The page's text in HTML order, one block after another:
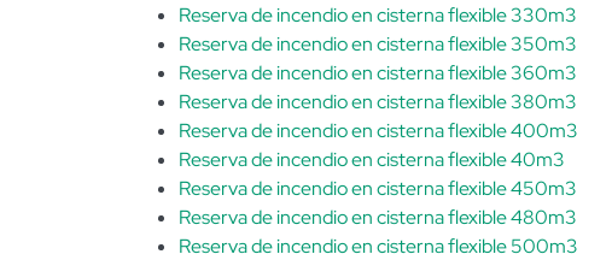
Reserva de incendio en cisterna flexible 330m3
Reserva de incendio en cisterna flexible 350m3
Reserva de incendio en cisterna flexible 360m3
Reserva de incendio en cisterna flexible 380m3
Reserva de incendio en cisterna flexible 400m3
Reserva de incendio en cisterna flexible 40m3
Reserva de incendio en cisterna flexible 450m3
Reserva de incendio en cisterna flexible 480m3
Reserva de incendio en cisterna flexible 500m3